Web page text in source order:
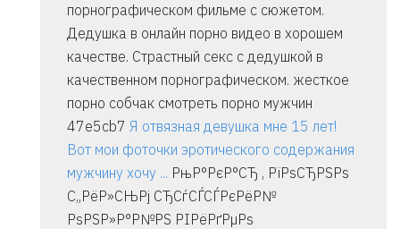
порнографическом фильме с сюжетом.
Дедушка в онлайн порно видео в хорошем
качестве. Страстный секс с дедушкой в
качественном порнографическом. жесткое
порно собчак смотреть порно мужчин
47e5cb7 Я отвязная девушка мне 15 лет!
Вот мои фоточки эротического содержания
мужчину хочу ... РњР°РєР°СЂ , РїРѕСЂРЅРѕ
С„РёР»СЊРј СЂСѓСЃСЃРєРёР№
РѕРЅР»Р°Р№РЅ РІРёРґРµРѕ